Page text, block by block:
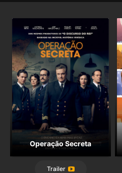
Operação Secreta
Trailer